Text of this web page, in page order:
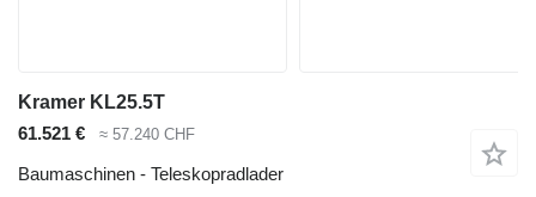
Kramer KL25.5T
61.521 €
≈ 57.240 CHF
Baumaschinen - Teleskopradlader